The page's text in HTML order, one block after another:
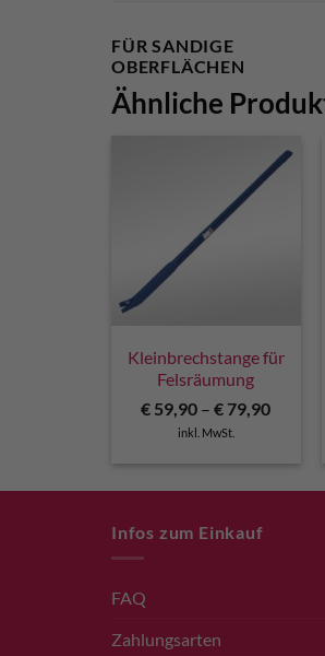
FÜR SANDIGE
OBERFLÄCHEN
Ähnliche
Kleinbrechstange für
Felsräumung
€ 59,90 –€ 79,90
inkl. MwSt.
Infos zum Einkauf
FAQ
Zahlungsarten